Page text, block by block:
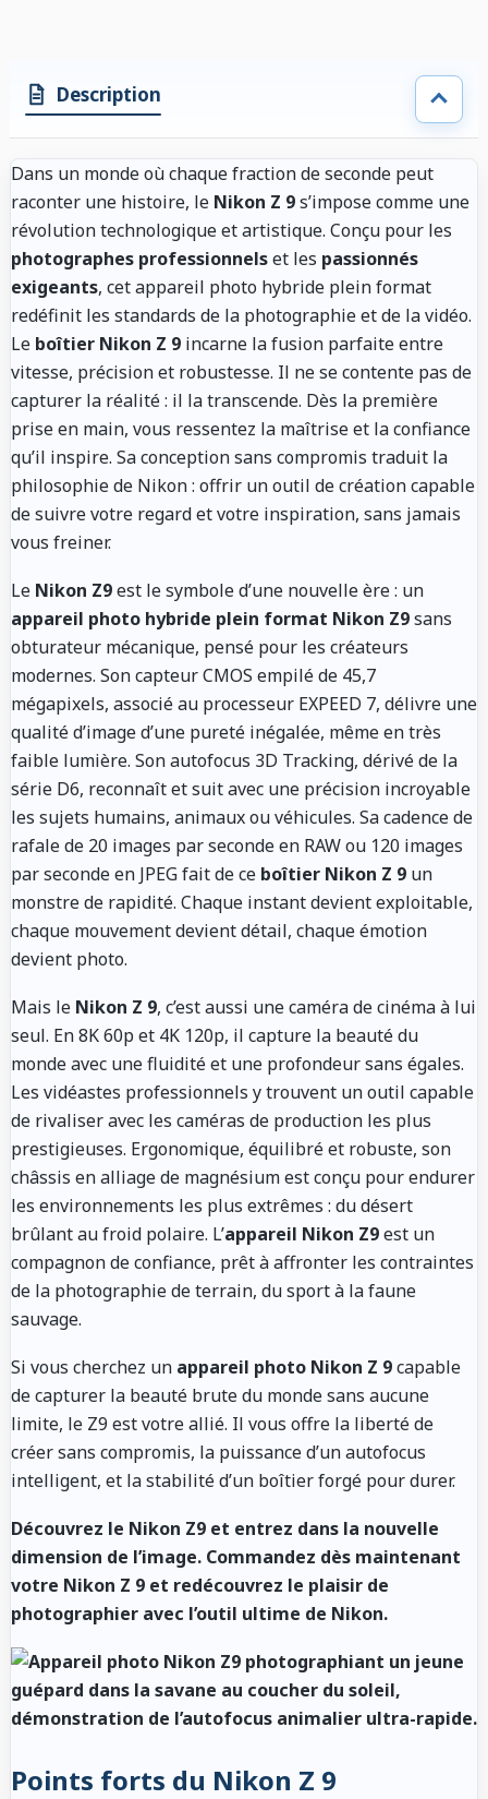
Description
Dans un monde où chaque fraction de seconde peut
raconter une histoire, le Nikon Z 9s’impose comme une
révolution technologique et artistique. Conçu pour les
photographes professionnelset les passionnés
exigeants, cet appareil photo hybride plein format
redéfinit les standards de la photographie et de la vidéo.
Le boîtier Nikon Z 9 incarne la fusion parfaite entre
vitesse, précision et robustesse. Il ne se contente pas de
capturer la réalité : il la transcende. Dès la première
prise en main, vous ressentez la maîtrise et la confiance
qu’il inspire. Sa conception sans compromis traduit la
philosophie de Nikon : offrir un outil de création capable
de suivre votre regard et votre inspiration, sans jamais
vous freiner.
Le Nikon Z9est le symbole d’une nouvelle ère : un
appareil photo hybride plein format Nikon Z9sans
obturateur mécanique, pensé pour les créateurs
modernes. Son capteur CMOS empilé de 45,7
mégapixels, associé au processeur EXPEED 7, délivre une
qualité d’image d’une pureté inégalée, même en très
faible lumière. Son autofocus 3D Tracking, dérivé de la
série D6, reconnaît et suit avec une précision incroyable
les sujets humains, animaux ou véhicules. Sa cadence de
rafale de 20 images par seconde en RAW ou 120 images
par seconde en JPEG fait de ce boîtier Nikon Z 9 un
monstre de rapidité. Chaque instant devient exploitable,
chaque mouvement devient détail, chaque émotion
devient photo.
Mais le Nikon Z 9, c’est aussi une caméra de cinéma à lui
seul. En 8K 60p et 4K 120p, il capture la beauté du
monde avec une fluidité et une profondeur sans égales.
Les vidéastes professionnels y trouvent un outil capable
de rivaliser avec les caméras de production les plus
prestigieuses. Ergonomique, équilibré et robuste, son
châssis en alliage de magnésium est conçu pour endurer
les environnements les plus extrêmes : du désert
brûlant au froid polaire. L’appareil Nikon Z9est un
compagnon de confiance, prêt à affronter les contraintes
de la photographie de terrain, du sport à la faune
sauvage.
Si vous cherchez un appareil photo Nikon Z 9capable
de capturer la beauté brute du monde sans aucune
limite, le Z9 est votre allié. Il vous offre la liberté de
créer sans compromis, la puissance d’un autofocus
intelligent, et la stabilité d’un boîtier forgé pour durer.
Découvrez le Nikon Z9 et entrez dans la nouvelle
dimension de l’image. Commandez dès maintenant
votre Nikon Z 9 et redécouvrez le plaisir de
photographier avec l’outil ultime de Nikon.
Points forts du Nikon Z 9